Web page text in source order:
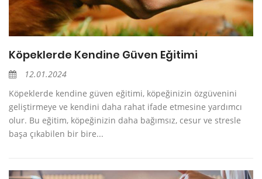
Köpeklerde Kendine Güven Eğitimi
12.01.2024
Köpeklerde kendine güven eğitimi, köpeğinizin özgüvenini
geliştirmeye ve kendini daha rahat ifade etmesine yardımcı
olur. Bu eğitim, köpeğinizin daha bağımsız, cesur ve stresle
başa çıkabilen bir bire...